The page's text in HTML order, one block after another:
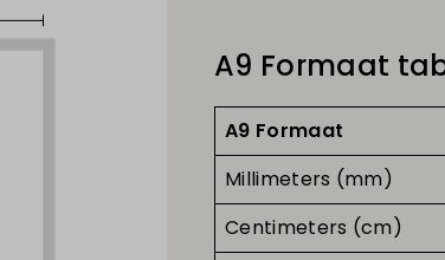
A9 Formaat
A9 Formaat
Millimeters (mm)
Centimeters (cm)